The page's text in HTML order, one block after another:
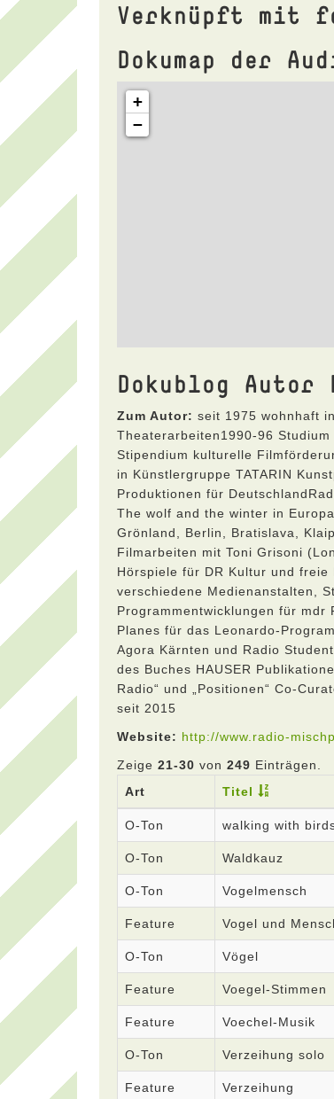
Verknüpft mit
Dokumap der
Dokublog Autor
Zum Autor: seit 1975 wohnhaft
Theaterarbeiten1990-96 Studium
Stipendium kulturelle
in Künstlergruppe TATARIN
Produktionen für
The wolf and the winter in
Grönland, Berlin, Bratislava,
Filmarbeiten mit Toni Grisoni
Hörspiele für DR Kultur und
verschiedene Medienanstalten,
Programmentwicklungen für
Planes für das Leonardo-
Agora Kärnten und Radio
des Buches HAUSER
Radio“ und „Positionen“ Co-
seit 2015
Website: http://www.radio-
Zeige 21-30 von 249 Einträgen.
Art
Titel
O-Ton walking with
O-Ton Waldkauz
O-Ton Vogelmensch
Feature Vogel und
O-Ton Vögel
Feature Voegel-Stimmen
Feature Voechel-Musik
O-Ton Verzeihung solo
Feature Verzeihung